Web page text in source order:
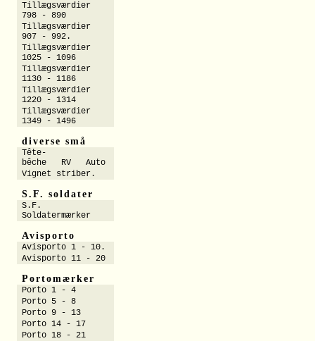
Tillægsværdier
798 - 890
Tillægsværdier
907 - 992.
Tillægsværdier
1025 - 1096
Tillægsværdier
1130 - 1186
Tillægsværdier
1220 - 1314
Tillægsværdier
1349 - 1496
diverse små
Tête-
bêche RV Auto
Vignet striber.
S.F. soldater
S.F.
Soldatermærker
Avisporto
Avisporto 1 - 10.
Avisporto 11 - 20
Portomærker
Porto 1 - 4
Porto 5 - 8
Porto 9 - 13
Porto 14 - 17
Porto 18 - 21